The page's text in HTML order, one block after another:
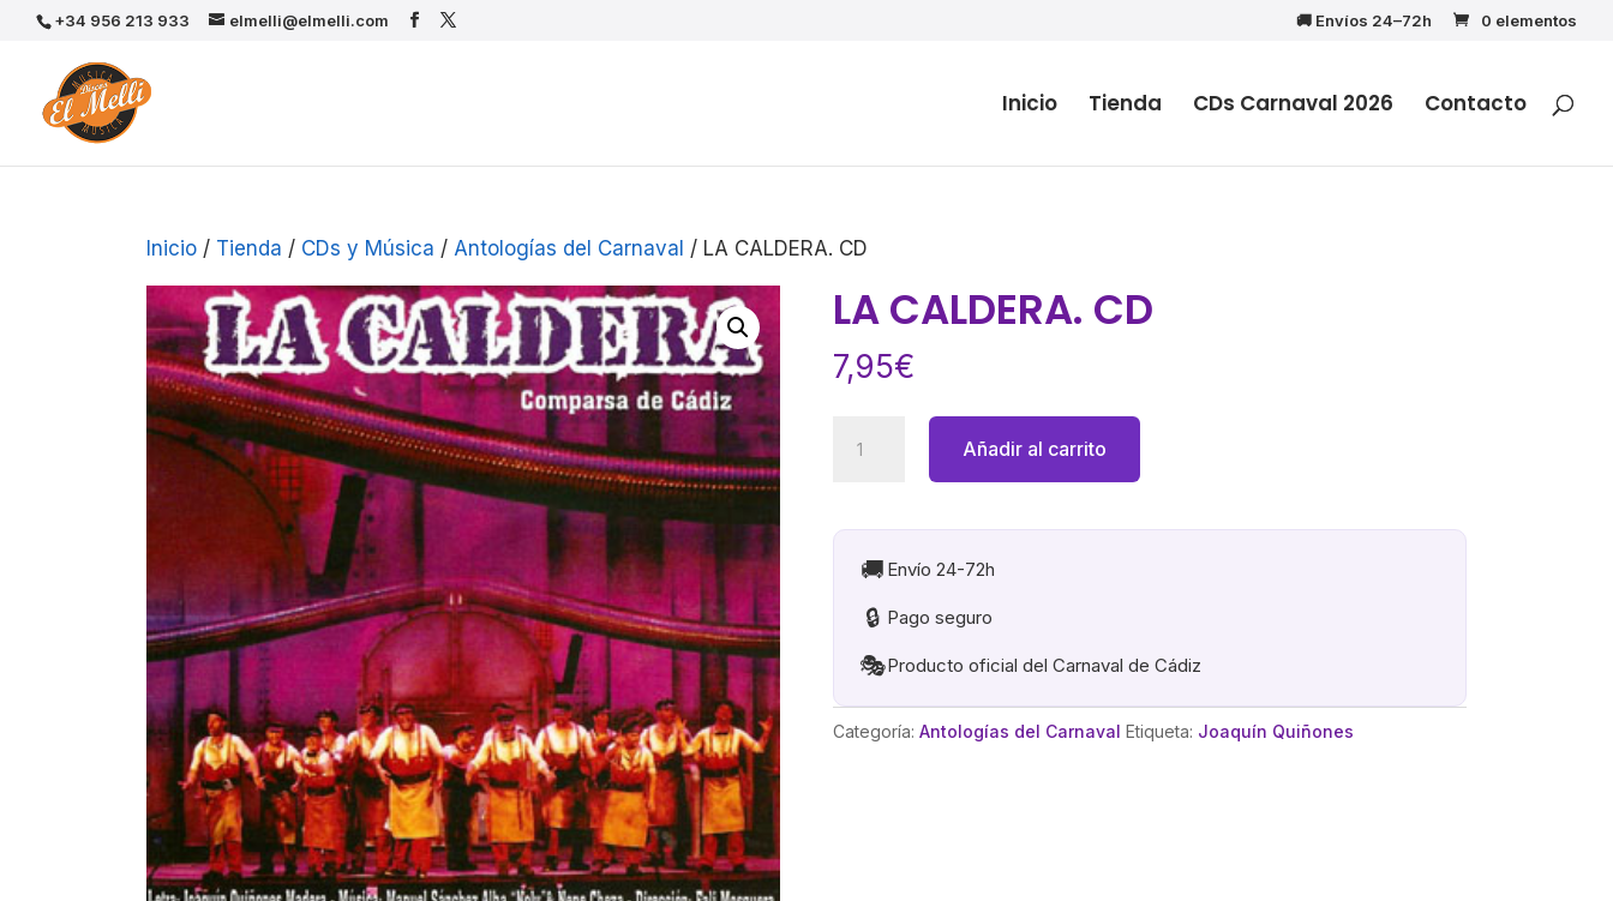
+34 956 213 933 elmelli@elmelli.com 🚚 Envíos 24–72h 0 elementos
Inicio Tienda CDs Carnaval 2026 Contacto
Inicio / Tienda / CDs y Música / Antologías del Carnaval / LA CALDERA. CD
LA CALDERA. CD
7,95€
CALDERA.
cantidad
Añadir al carrito
🚚 Envío 24-72h
🔒 Pago seguro
🎭Producto oficial del Carnaval de Cádiz
Categoría: Antologías del Carnaval Etiqueta: Joaquín Quiñones